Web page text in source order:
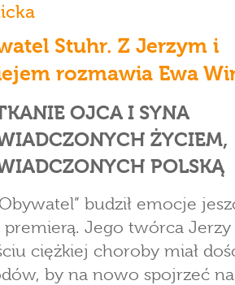
Stuhr. Z Jerzym i
rozmawia Ewa
OJCA I SYNA
ŻYCIEM,
POLSKĄ
budził emocje
premierą. Jego twórca
ciężkiej choroby miał
by na nowo spojrzeć